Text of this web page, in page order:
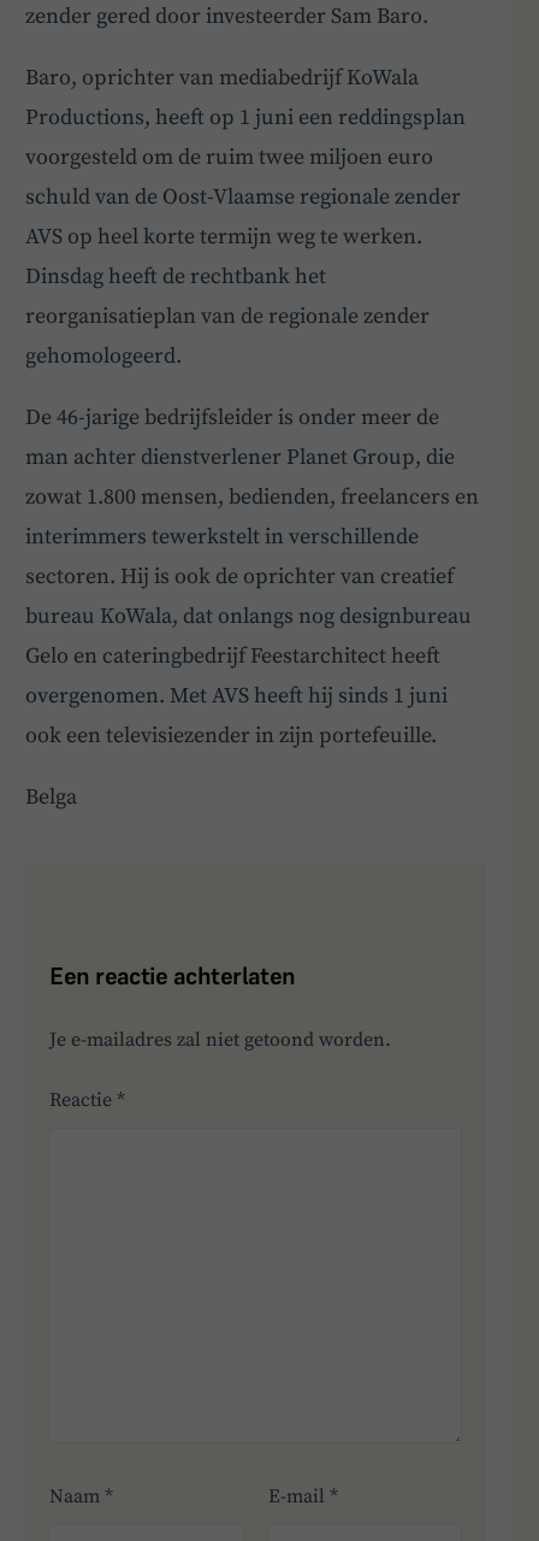
zender gered door investeerder Sam Baro.
Baro, oprichter van mediabedrijf KoWala
Productions, heeft op 1 juni een reddingsplan
voorgesteld om de ruim twee miljoen euro
schuld van de Oost-Vlaamse regionale zender
AVS op heel korte termijn weg te werken.
Dinsdag heeft de rechtbank het
reorganisatieplan van de regionale zender
gehomologeerd.
De 46-jarige bedrijfsleider is onder meer de
man achter dienstverlener Planet Group, die
zowat 1.800 mensen, bedienden, freelancers en
interimmers tewerkstelt in verschillende
sectoren. Hij is ook de oprichter van creatief
bureau KoWala, dat onlangs nog designbureau
Gelo en cateringbedrijf Feestarchitect heeft
overgenomen. Met AVS heeft hij sinds 1 juni
ook een televisiezender in zijn portefeuille.
Belga
Een reactie achterlaten
Je e-mailadres zal niet getoond worden.
Reactie*
Naam* E-mail *
BoardBuddy